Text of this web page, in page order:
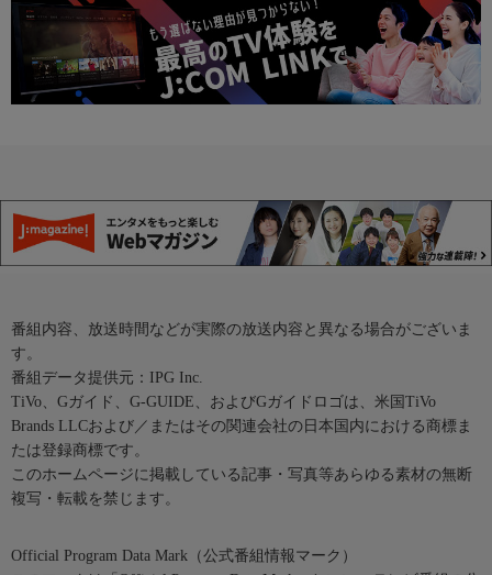
番組内容、放送時間などが実際の放送内容と異なる場合がございま
す。
番組データ提供元：IPG Inc.
TiVo、Gガイド、G-GUIDE、およびGガイドロゴは、米国TiVo
Brands LLCおよび／またはその関連会社の日本国内における商標ま
たは登録商標です。
このホームページに掲載している記事・写真等あらゆる素材の無断
複写・転載を禁じます。
Official Program Data Mark（公式番組情報マーク）